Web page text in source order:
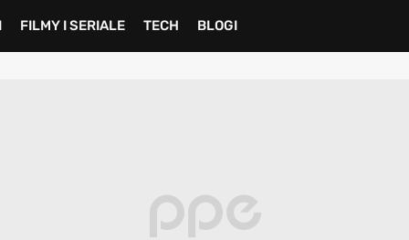
FILMY I SERIALE TECH BLOGI